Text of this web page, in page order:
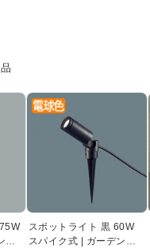
セ
スポットライト 黒 60W
スパイク式 | ガーデンラ